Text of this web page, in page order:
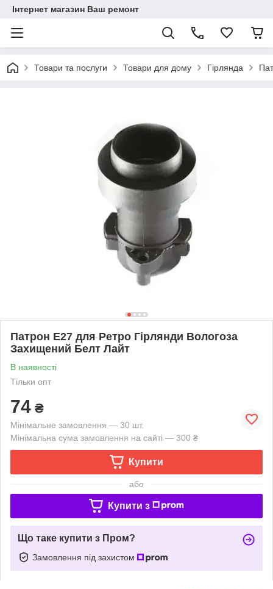
Інтернет магазин Ваш ремонт
Товари та послуги Товари для дому Гірлянда
Патрон E27 для Ретро Гірлянди Вологоза
Захищений Белт Лайт
В наявності
Тільки опт
74 ₴
Мінімальне замовлення — 30 шт.
Мінімальна сума замовлення на сайті — 300 ₴
Купити
або
Купити з
Що таке купити з Пром?
Замовлення під захистом